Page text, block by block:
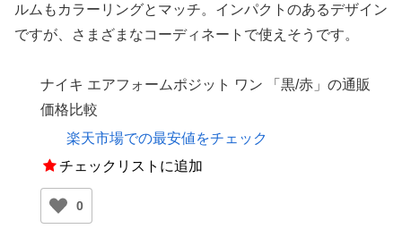
ルムもカラーリングとマッチ。インパクトのあるデザイン
ですが、さまざまなコーディネートで使えそうです。
ナイキ エアフォームポジット ワン 「黒/赤」の通販
価格比較
楽天市場での最安値をチェック
チェックリストに追加
0